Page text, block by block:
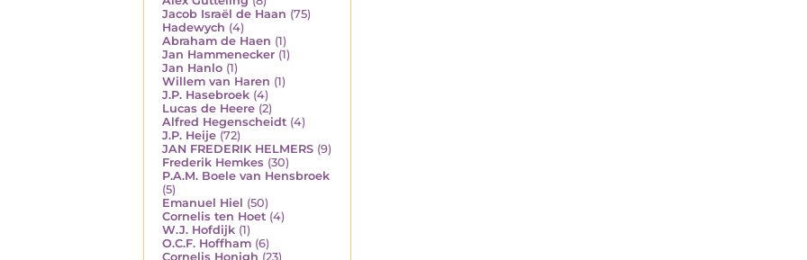
Jacob Israël de Haan (75)
Hadewych (4)
Abraham de Haen (1)
Jan Hammenecker (1)
Jan Hanlo (1)
Willem van Haren (1)
J.P. Hasebroek (4)
Lucas de Heere (2)
Alfred Hegenscheidt (4)
J.P. Heije (72)
JAN FREDERIK HELMERS (9)
Frederik Hemkes (30)
P.A.M. Boele van Hensbroek
(5)
Emanuel Hiel (50)
Cornelis ten Hoet (4)
W.J. Hofdijk (1)
O.C.F. Hoffham (6)
Cornelis Honigh (23)